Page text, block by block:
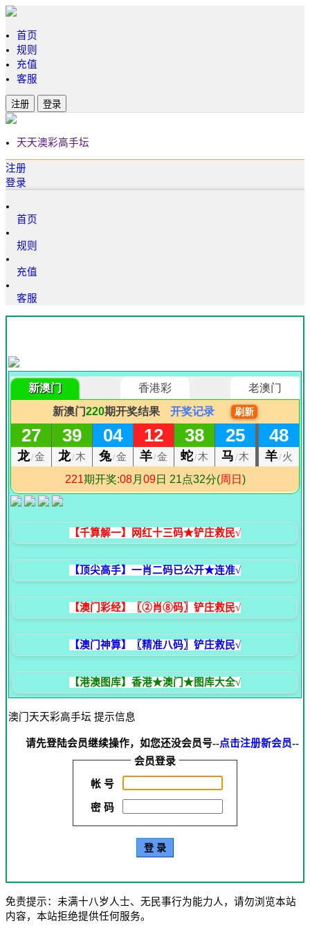
首页
规则
充值
客服
注册 登录
天天澳彩高手坛
注册
登录
首页
规则
充值
客服
【千算解一】网红十三码★铲庄救民√
【顶尖高手】一肖二码已公开★连准√
【澳门彩经】〖②肖⑧码〗铲庄救民√
【澳门神算】〖精准八码〗铲庄救民√
【港澳图库】香港★澳门★图库大全√
澳门天天彩高手坛 提示信息
请先登陆会员继续操作，如您还没会员号--点击注册新会员--
会员登录
帐 号
密 码
免责提示：未满十八岁人士、无民事行为能力人，请勿浏览本站
内容，本站拒绝提供任何服务。